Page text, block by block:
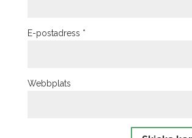
E-postadress *
Webbplats